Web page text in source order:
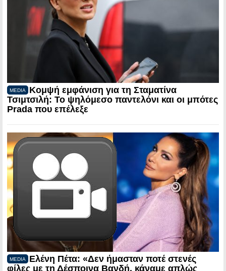
MEDIA
Κομψή εμφάνιση για τη Σταματίνα
Τσιμτσιλή: Το ψηλόμεσο παντελόνι και οι μπότες
Prada που επέλεξε
MEDIA
Ελένη Πέτα: «Δεν ήμασταν ποτέ στενές
φίλες με τη Δέσποινα Βανδή, κάναμε απλώς